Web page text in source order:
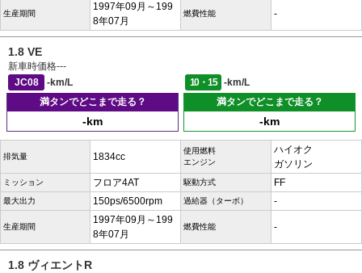
生産期間
1997年09月～199
8年07月
燃費性能 -
1.8 VE
新車時価格---
JC08
-km/L 10・15
-km/L
満タンでどこまで走る？
-km
満タンでどこまで走る？
-km
排気量 1834cc
使用燃料
エンジン
ハイオク
ガソリン
ミッション フロア4AT 駆動方式 FF
最大出力 150ps/6500rpm 過給器（ターボ） -
生産期間
1997年09月～199
8年07月
燃費性能 -
1.8 ヴィエントR